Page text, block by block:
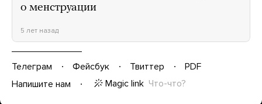
о менструации
5 лет назад
Телеграм Фейсбук Твиттер
PDF
Напишите нам
Magic link Что-что?